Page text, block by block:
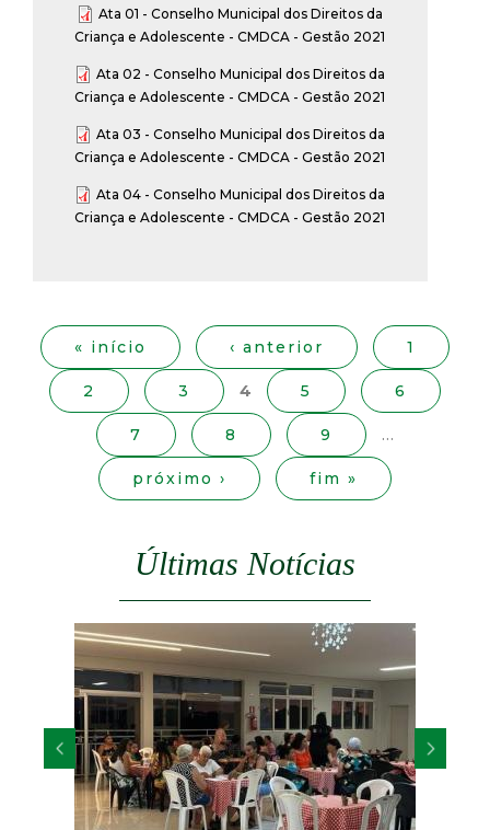
Ata 01 - Conselho Municipal dos Direitos da
Criança e Adolescente - CMDCA - Gestão 2021
Ata 02 - Conselho Municipal dos Direitos da
Criança e Adolescente - CMDCA - Gestão 2021
Ata 03 - Conselho Municipal dos Direitos da
Criança e Adolescente - CMDCA - Gestão 2021
Ata 04 - Conselho Municipal dos Direitos da
Criança e Adolescente - CMDCA - Gestão 2021
g
« início ‹ anterior 1
2 3 4 5 6
7 8 9 …
próximo › fim »
Últimas Notícias